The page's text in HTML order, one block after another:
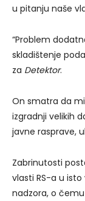
u pitanju naše
“Problem
skladištenje
za Detektor.
On smatra da
izgradnji velikih
javne rasprave,
Zabrinutosti
vlasti RS-a u
nadzora, o